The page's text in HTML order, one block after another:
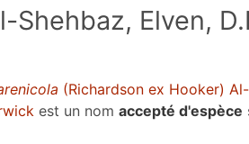
Shehbaz, Elven,
(Richardson ex Hooker)
est un nom accepté d'espèce